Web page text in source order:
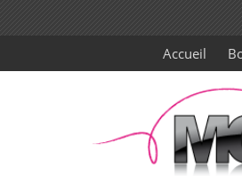
Accueil